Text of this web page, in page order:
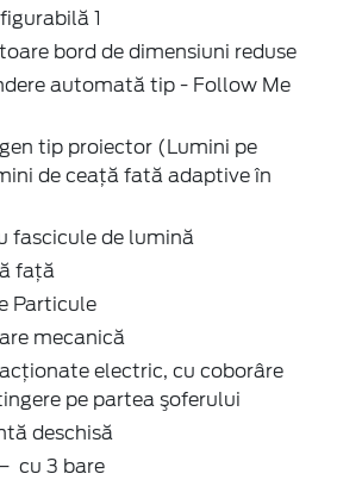
1
bord de dimensiuni reduse
automată tip - Follow Me
tip proiector (Lumini pe
de ceață fată adaptive în
fascicule de lumină
faţă
Particule
mecanică
electric, cu coborâre
pe partea şoferului
deschisă
cu 3 bare